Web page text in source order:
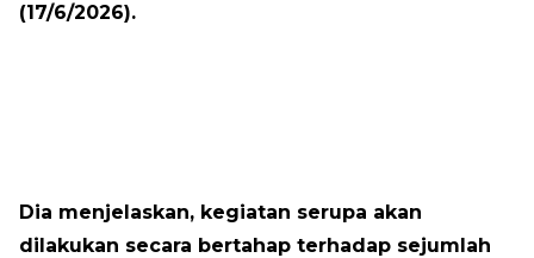
(17/6/2026).
Dia menjelaskan, kegiatan serupa akan
dilakukan secara bertahap terhadap sejumlah